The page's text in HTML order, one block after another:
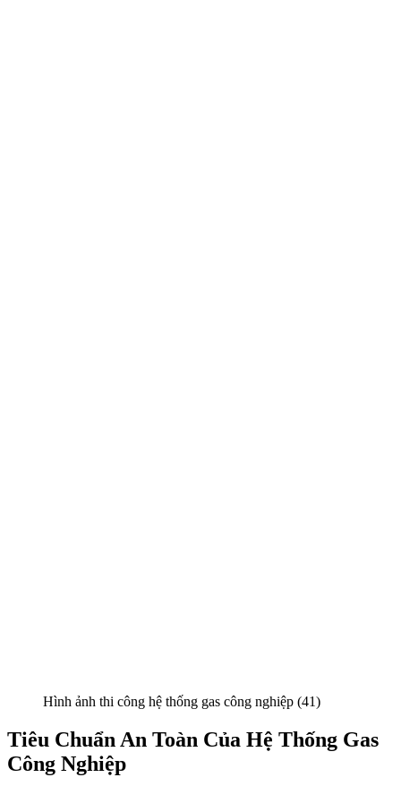
Hình ảnh thi công hệ thống gas công nghiệp (41)
Tiêu Chuẩn An Toàn Của Hệ Thống Gas
Công Nghiệp